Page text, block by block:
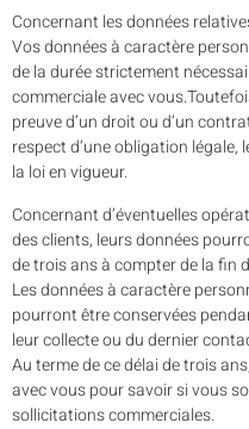
Concernant les données
Vos données à caractère
de la durée strictement
commerciale avec
preuve d’un droit ou d’un
respect d’une obligation
la loi en vigueur.
Concernant d’éventuelles
des clients, leurs données
de trois ans à compter de la fin
Les données à caractère
pourront être conservées
leur collecte ou du dernier
Au terme de ce délai de trois
avec vous pour savoir si vous
sollicitations commerciales.